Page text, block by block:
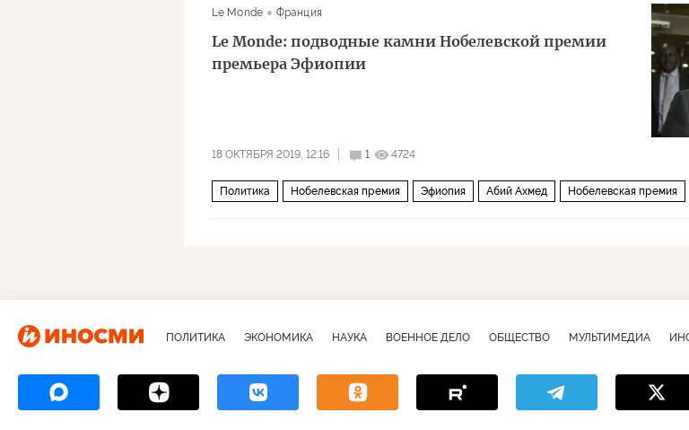
Le Monde Франция
Le Monde: подводные камни Нобелевской премии
премьера Эфиопии
18 ОКТЯБРЯ 2019, 12:16 1 4724
Политика Нобелевская премия Эфиопия Абий Ахмед Нобелевская премия
ПОЛИТИКА ЭКОНОМИКА НАУКА ВОЕННОЕ ДЕЛО ОБЩЕСТВО МУЛЬТИМЕДИА